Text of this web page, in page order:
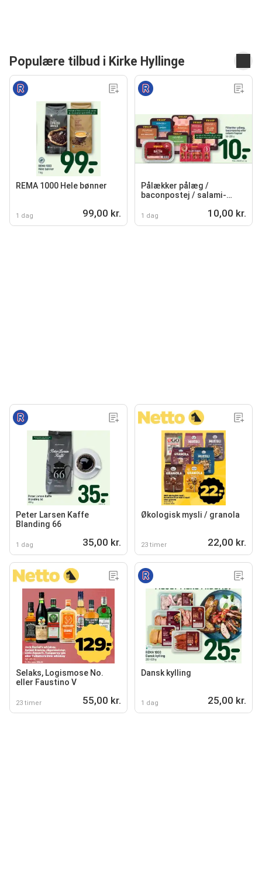
Populære tilbud i Kirke Hyllinge
REMA 1000 Hele bønner
1 dag 99,00 kr.
Pålækker pålæg /
baconpostej / salami-
1 dag 10,00 kr.
Peter Larsen Kaffe
Blanding 66
1 dag 35,00 kr.
Økologisk mysli / granola
23 timer 22,00 kr.
Selaks, Logismose No.
eller Faustino V
23 timer 55,00 kr.
Dansk kylling
1 dag 25,00 kr.